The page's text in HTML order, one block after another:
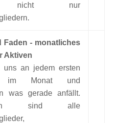
nicht nur
Faden - monatliches
Aktiven
uns an jedem ersten
im Monat und
was gerade anfällt.
sind alle